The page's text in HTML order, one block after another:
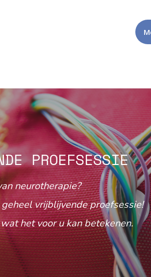
PROEFSESSIE
neurotherapie?
vrijblijvende proefsessie!
het voor u kan betekenen.